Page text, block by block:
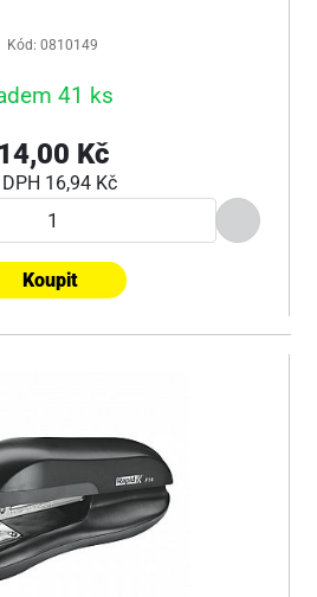
Kód: 0810149
41 ks
14,00 Kč
16,94 Kč
Koupit